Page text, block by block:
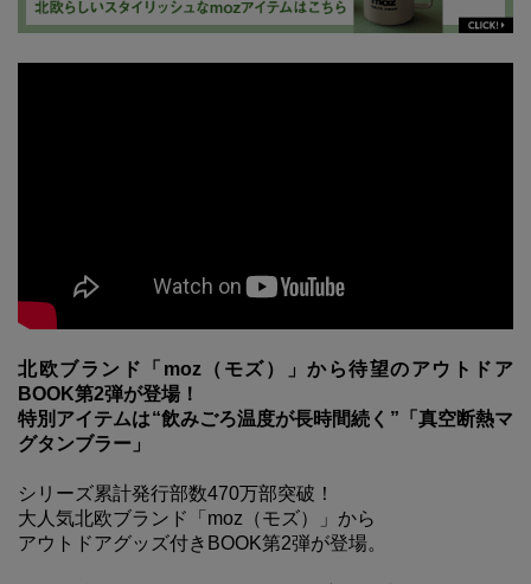
北欧ブランド「moz（モズ）」から待望のアウトドア
BOOK第2弾が登場！
特別アイテムは“飲みごろ温度が長時間続く”「真空断熱マ
グタンブラー」
シリーズ累計発行部数470万部突破！
大人気北欧ブランド「moz（モズ）」から
アウトドアグッズ付きBOOK第2弾が登場。